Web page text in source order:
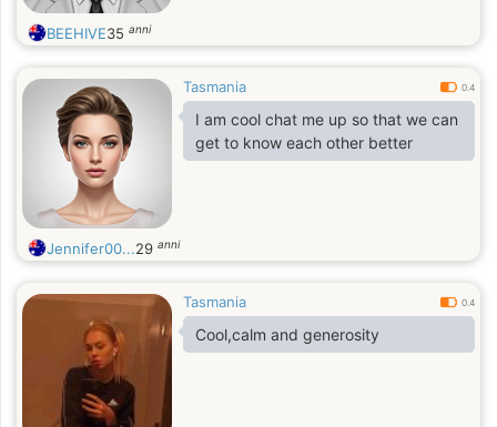
BEEHIVE35 anni
Tasmania 0.4
I am cool chat me up so that we can
get to know each other better
Jennifer00...29 anni
Tasmania 0.4
Cool,calm and generosity